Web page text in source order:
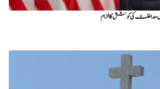
کی کوشش کا الزام